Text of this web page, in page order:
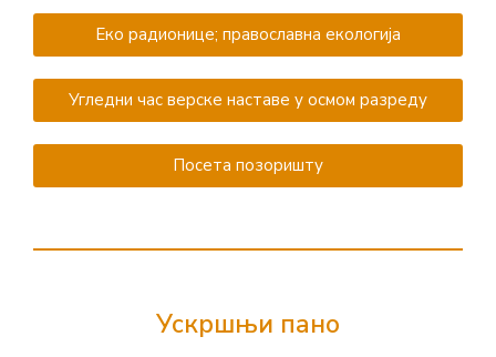
Eко радионице; православна екологија
Угледни час верске наставе у осмом разреду
Посета позоришту
Ускршњи пано